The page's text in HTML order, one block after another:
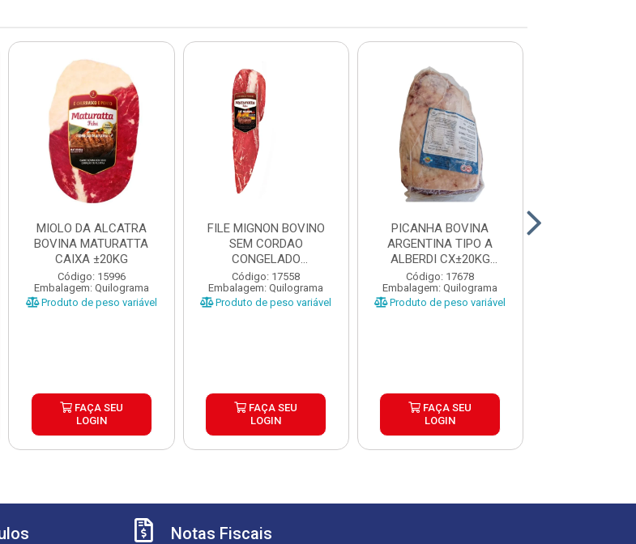
MIOLO DA ALCATRA
BOVINA MATURATTA
CAIXA ±20KG
Código: 15996
Embalagem: Quilograma
Produto de peso variável
FAÇA SEU
LOGIN
FILE MIGNON BOVINO
SEM CORDAO
CONGELADO
MATURATTA CAIXA
±20K...
Código: 17558
Embalagem: Quilograma
Produto de peso variável
FAÇA SEU
LOGIN
PICANHA BOVINA
ARGENTINA TIPO A
ALBERDI CX±20KG
PEÇAS ±1,3 A...
Código: 17678
Embalagem: Quilograma
Produto de peso variável
FAÇA SEU
LOGIN
Notas Fiscais